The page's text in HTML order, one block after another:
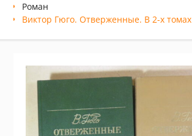
Роман
Виктор Гюго. Отверженные. В 2-х томах